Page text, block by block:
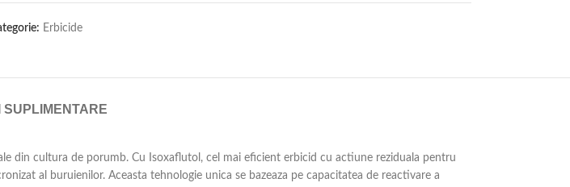
Erbicide
SUPLIMENTARE
din cultura de porumb. Cu Isoxaflutol, cel mai eficient erbicid cu actiune reziduala pentru
al buruienilor. Aceasta tehnologie unica se bazeaza pe capacitatea de reactivare a